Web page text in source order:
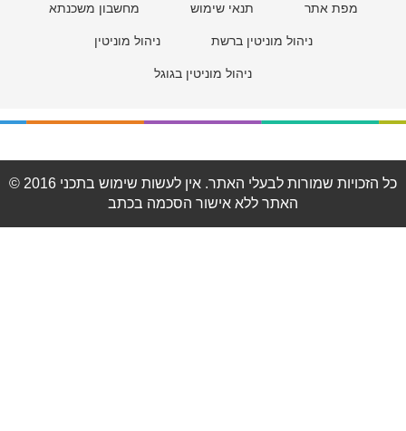
מפת אתר תנאי שימוש מחשבון משכנתא
ניהול מוניטין ברשת ניהול מוניטין
ניהול מוניטין בגוגל
© 2016 כל הזכויות שמורות לבעלי האתר. אין לעשות שימוש בתכני
האתר ללא אישור הסכמה בכתב